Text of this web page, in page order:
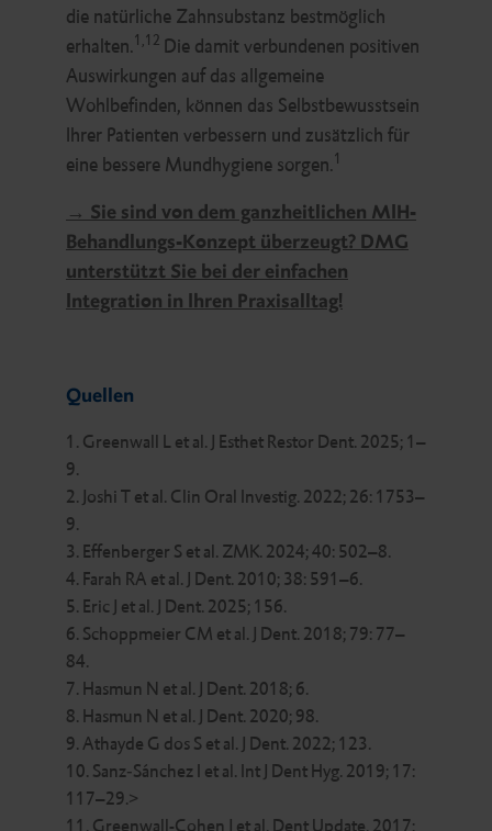
die natürliche Zahnsubstanz bestmöglich
erhalten.1,12 Die damit verbundenen positiven
Auswirkungen auf das allgemeine
Wohlbefinden, können das Selbstbewusstsein
Ihrer Patienten verbessern und zusätzlich für
eine bessere Mundhygiene sorgen.1
→ Sie sind von dem ganzheitlichen MIH-
Behandlungs-Konzept überzeugt? DMG
unterstützt Sie bei der einfachen
Integration in Ihren Praxisalltag!
Quellen
1. Greenwall L et al. J Esthet Restor Dent. 2025; 1–
9.
2. Joshi T et al. Clin Oral Investig. 2022; 26: 1753–
9.
3. Effenberger S et al. ZMK. 2024; 40: 502–8.
4. Farah RA et al. J Dent. 2010; 38: 591–6.
5. Eric J et al. J Dent. 2025; 156.
6. Schoppmeier CM et al. J Dent. 2018; 79: 77–
84.
7. Hasmun N et al. J Dent. 2018; 6.
8. Hasmun N et al. J Dent. 2020; 98.
9. Athayde G dos S et al. J Dent. 2022; 123.
10. Sanz‐Sánchez I et al. Int J Dent Hyg. 2019; 17:
117–29.>
11. Greenwall-Cohen J et al. Dent Update. 2017;